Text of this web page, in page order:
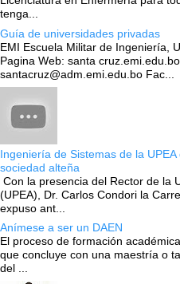
tenga...
Guía de universidades privadas
EMI Escuela Militar de Ingeniería,
Pagina Web: santa
santacruz@adm.emi.edu.bo Fac...
Ingeniería de Sistemas de la
sociedad alteña
Con la presencia del Rector de la
(UPEA), Dr. Carlos Condori la
expuso ant...
Anímese a ser un DAEN
El proceso de formación
que concluye con una maestría o
del ...